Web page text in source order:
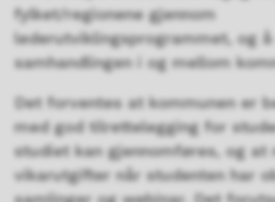
fylket/regionene gjennom
lederutviklingsprogrammet, og
samhandlingen i og mellom
Det forventes at kommunen er
med god tilrettelegging for
studiet kan gjennomføres, og at
vikarutgifter når studenten har